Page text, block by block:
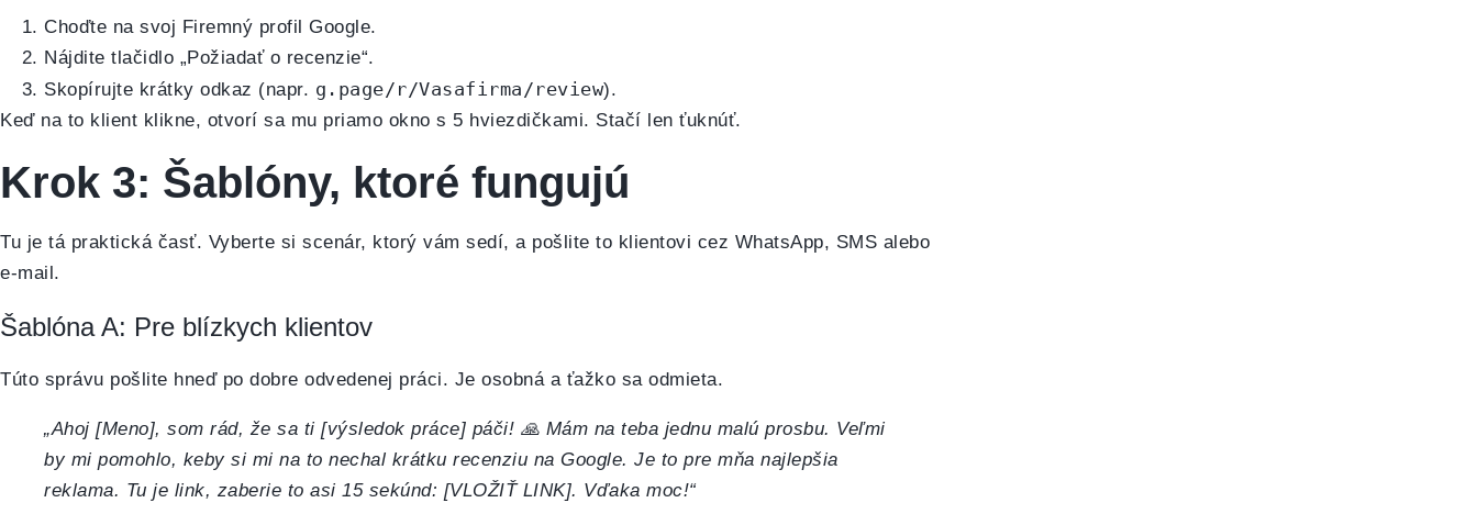
Choďte na svoj Firemný profil Google.
Nájdite tlačidlo „Požiadať o recenzie“.
Skopírujte krátky odkaz (napr. g.page/r/Vasafirma/review).
Keď na to klient klikne, otvorí sa mu priamo okno s 5 hviezdičkami. Stačí len ťuknúť.
Krok 3: Šablóny, ktoré fungujú
Tu je tá praktická časť. Vyberte si scenár, ktorý vám sedí, a pošlite to klientovi cez WhatsApp, SMS alebo
e-mail.
Šablóna A: Pre blízkych klientov
Túto správu pošlite hneď po dobre odvedenej práci. Je osobná a ťažko sa odmieta.
„Ahoj [Meno], som rád, že sa ti [výsledok práce] páči! 🙏 Mám na teba jednu malú prosbu. Veľmi
by mi pomohlo, keby si mi na to nechal krátku recenziu na Google. Je to pre mňa najlepšia
reklama. Tu je link, zaberie to asi 15 sekúnd: [VLOŽIŤ LINK]. Vďaka moc!“